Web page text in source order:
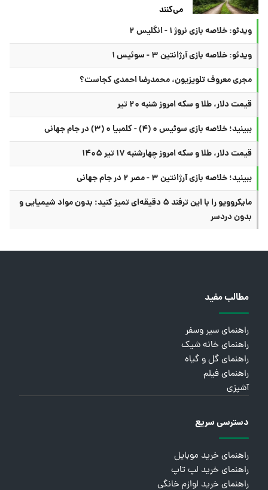
می‌کنند
ویدئو: خلاصه بازی نروژ ۱ - انگلیس ۲
ویدئو: خلاصه بازی آرژانتین ۳ - سوئیس ۱
مجری معروف تلویزیون، محمدرضا احمدی کجاست؟
قیمت دلار، طلا و سکه امروز شنبه ۲۰ تیر
ببینید؛ خلاصه بازی سوئیس ۰ (۴) - کلمبیا ۰ (۳) در جام جهانی
قیمت دلار، طلا و سکه امروز چهارشنبه ۱۷ تیر ۱۴۰۵
ببینید؛ خلاصه بازی آرژانتین ۳ - مصر ۲ در جام جهانی
مایکروویو را با این ترفند ۵ دقیقه‌ای تمیز کنید؛ بدون مواد شیمیایی و
بدون دردسر
مطالب مفید
راهنمای سیر وسفر
راهنمای خانه شیک
راهنمای گل و گیاه
راهنمای فیلم
آشپزی
دسترسی سریع
راهنمای خرید موبایل
راهنمای خرید لپ تاپ
راهنمای خرید لوازم خانگی